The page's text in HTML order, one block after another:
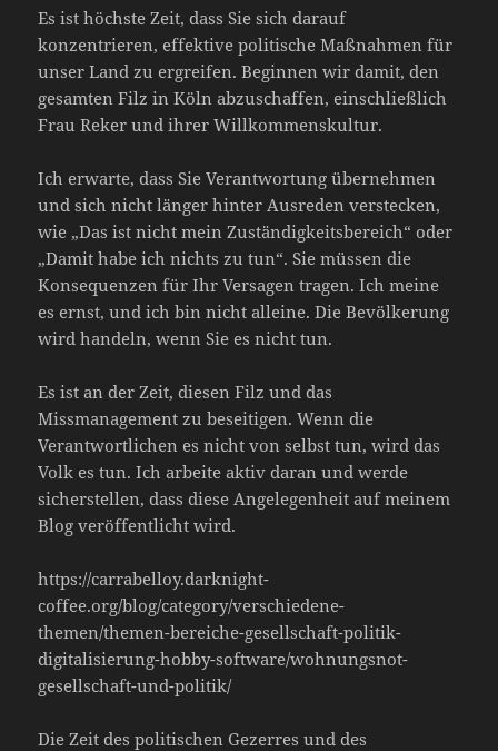
Es ist höchste Zeit, dass Sie sich darauf
konzentrieren, effektive politische Maßnahmen für
unser Land zu ergreifen. Beginnen wir damit, den
gesamten Filz in Köln abzuschaffen, einschließlich
Frau Reker und ihrer Willkommenskultur.
Ich erwarte, dass Sie Verantwortung übernehmen
und sich nicht länger hinter Ausreden verstecken,
wie „Das ist nicht mein Zuständigkeitsbereich“ oder
„Damit habe ich nichts zu tun“. Sie müssen die
Konsequenzen für Ihr Versagen tragen. Ich meine
es ernst, und ich bin nicht alleine. Die Bevölkerung
wird handeln, wenn Sie es nicht tun.
Es ist an der Zeit, diesen Filz und das
Missmanagement zu beseitigen. Wenn die
Verantwortlichen es nicht von selbst tun, wird das
Volk es tun. Ich arbeite aktiv daran und werde
sicherstellen, dass diese Angelegenheit auf meinem
Blog veröffentlicht wird.
https://carrabelloy.darknight-
coffee.org/blog/category/verschiedene-
themen/themen-bereiche-gesellschaft-politik-
digitalisierung-hobby-software/wohnungsnot-
gesellschaft-und-politik/
Die Zeit des politischen Gezerres und des